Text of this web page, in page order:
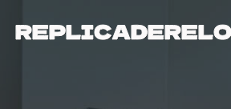
contenido